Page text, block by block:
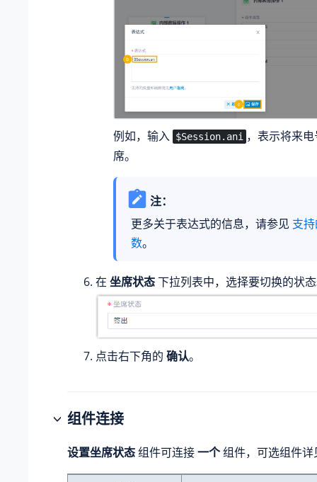
例如，输入 $Session.ani ，表示将来
席。
注：
更多关于表达式的信息，请参见 支
数。
在 坐席状态下拉列表中，选择要切换的状
点击右下角的 确认。
组件连接
设置坐席状态组件可连接一个组件，可选组件详